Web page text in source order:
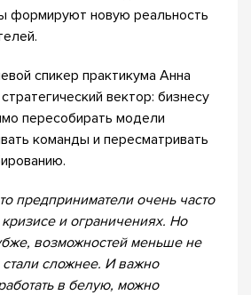
формируют новую реальность
спикер практикума Анна
вектор: бизнесу
пересобирать модели
команды и пересматривать
предприниматели очень часто
и ограничениях. Но
возможностей меньше не
стали сложнее. И важно
в белую, можно